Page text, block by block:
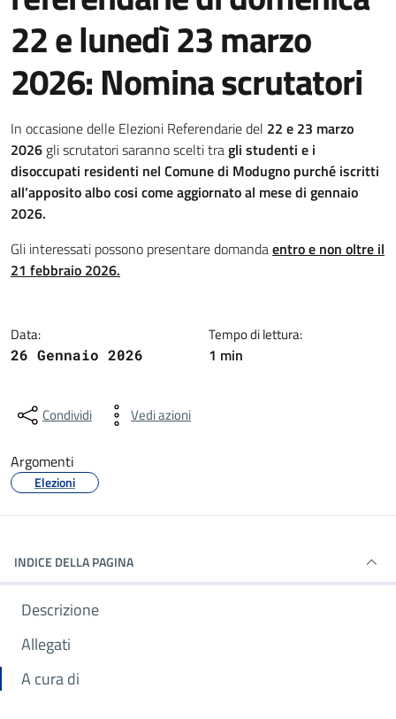
22 e lunedì 23 marzo
2026: Nomina scrutatori
Dettagli della notizia
In occasione delle Elezioni Referendarie del 22 e 23 marzo
2026 gli scrutatori saranno scelti tragli studenti e i
disoccupati residenti nel Comune di Modugno purché iscritti
all’apposito albo cosi come aggiornato al mese di gennaio
2026.
Gli interessati possono presentare domandaentro e non oltre il
21 febbraio 2026.
Data:
26 Gennaio 2026
Tempo di lettura:
1 min
Condividi Vedi azioni
Argomenti
Elezioni
INDICE DELLA PAGINA
Descrizione
Allegati
A cura di